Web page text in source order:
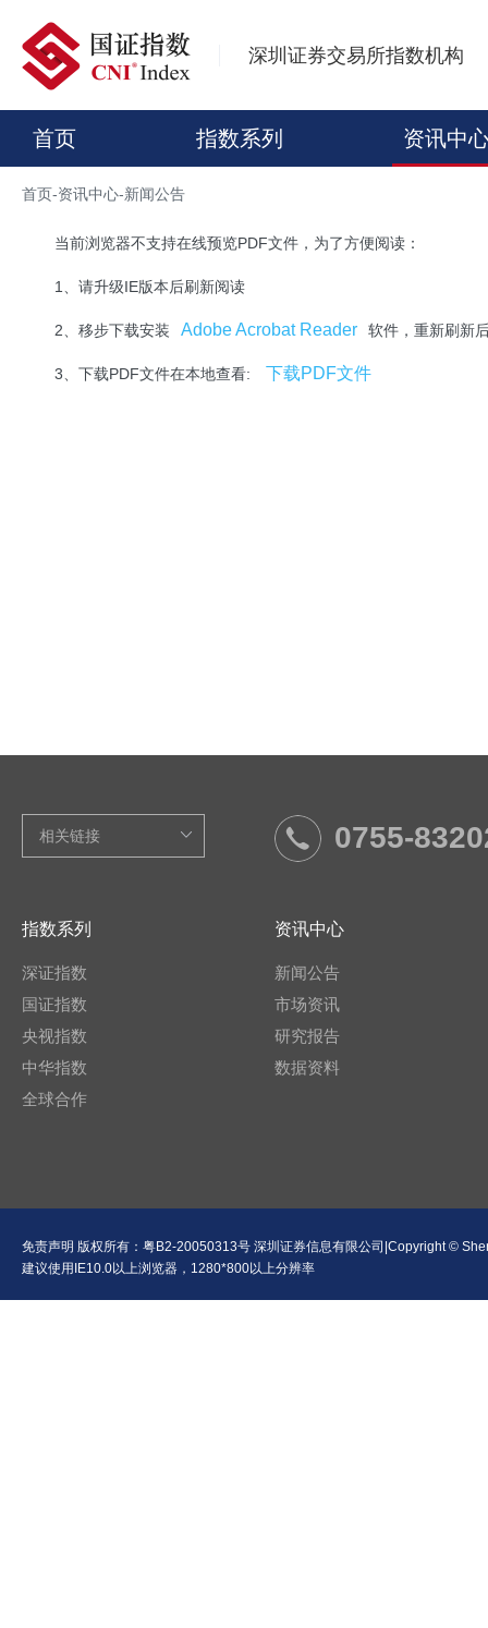
深圳证券交易所指数机构
首页 指数系列 资讯中
首页-资讯中心-新闻公告
当前浏览器不支持在线预览PDF文件，为了方便阅读：
1、请升级IE版本后刷新阅读
2、移步下载安装 Adobe Acrobat Reader 软件，重新刷新
3、下载PDF文件在本地查看: 下载PDF文件
0755-
指数系列
深证指数
国证指数
央视指数
中华指数
全球合作
资讯中心
新闻公告
市场资讯
研究报告
数据资料
免责声明 版权所有： 粤B2-20050313号 深圳证券信息有限公司|Copyright ©
建议使用IE10.0以上浏览器，1280*800以上分辨率